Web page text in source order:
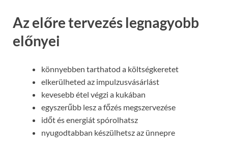
Az előre tervezés legnagyobb
előnyei
könnyebben tarthatod a költségkeretet
elkerülheted az impulzusvásárlást
kevesebb étel végzi a kukában
egyszerűbb lesz a főzés megszervezése
időt és energiát spórolhatsz
nyugodtabban készülhetsz az ünnepre